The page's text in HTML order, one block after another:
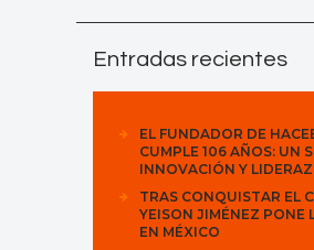
Entradas recientes
EL FUNDADOR DE
CUMPLE 106 AÑOS: UN
INNOVACIÓN Y
TRAS CONQUISTAR EL
YEISON JIMÉNEZ PONE
EN MÉXICO